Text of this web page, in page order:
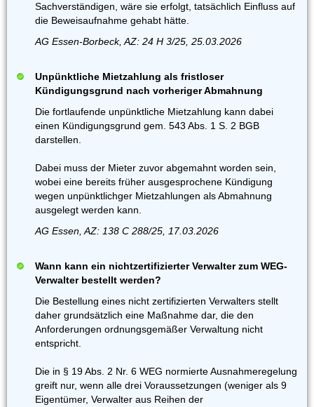
Sachverständigen, wäre sie erfolgt, tatsächlich Einfluss auf
die Beweisaufnahme gehabt hätte.
AG Essen-Borbeck, AZ: 24 H 3/25, 25.03.2026
Unpünktliche Mietzahlung als fristloser
Kündigungsgrund nach vorheriger Abmahnung
Die fortlaufende unpünktliche Mietzahlung kann dabei
einen Kündigungsgrund gem. 543 Abs. 1 S. 2 BGB
darstellen.
Dabei muss der Mieter zuvor abgemahnt worden sein,
wobei eine bereits früher ausgesprochene Kündigung
wegen unpünktlichger Mietzahlungen als Abmahnung
ausgelegt werden kann.
AG Essen, AZ: 138 C 288/25, 17.03.2026
Wann kann ein nichtzertifizierter Verwalter zum WEG-
Verwalter bestellt werden?
Die Bestellung eines nicht zertifizierten Verwalters stellt
daher grundsätzlich eine Maßnahme dar, die den
Anforderungen ordnungsgemäßer Verwaltung nicht
entspricht.
Die in § 19 Abs. 2 Nr. 6 WEG normierte Ausnahmeregelung
greift nur, wenn alle drei Voraussetzungen (weniger als 9
Eigentümer, Verwalter aus Reihen der